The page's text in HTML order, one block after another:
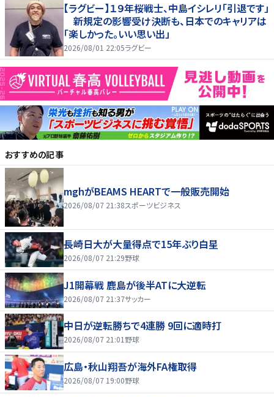
【ラグビー】１９年桜戦士、中島イシレリ「引退です」
新規定の影響受け決断も、日本でのキャリアは
「楽しかった。いい思い出」
2026/08/01 22:05ラグビー
おすすめの記事
mghがBEAMS HEARTで一般販売開始
2026/08/07 21:38スポーツビジネス
長崎日大が大量得点で15年ぶり白星
2026/08/07 21:29野球
J1開幕戦 鹿島が後半ATに大逆転
2026/08/07 21:37サッカー
中日が逆転勝ちで4連勝 9回に適時打
2026/08/07 21:01 野球
広島・秋山翔吾が海外FA権取得
2026/08/07 19:00野球